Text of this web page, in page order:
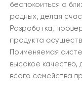
беспокоиться о
родных, делая
Разработка,
продукта
Применяемая
высокое качество,
всего семейства